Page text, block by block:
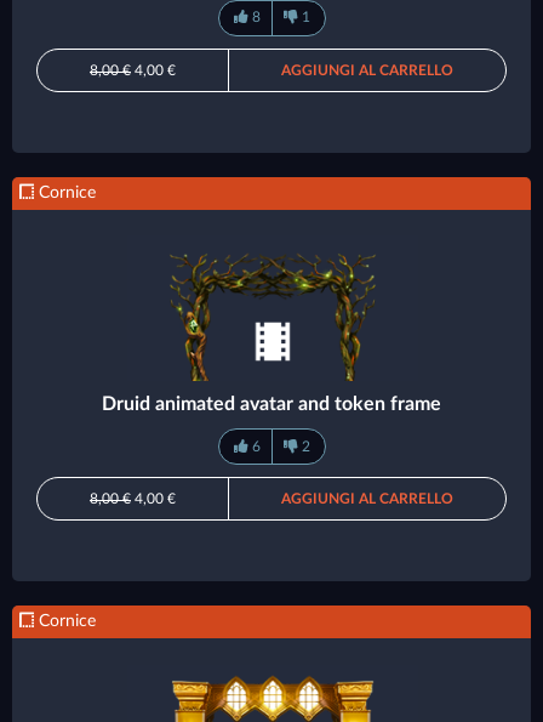
8 1
8,00 € 4,00 € AGGIUNGI AL CARRELLO
Cornice
Druid animated avatar and token frame
6 2
8,00 € 4,00 € AGGIUNGI AL CARRELLO
Cornice